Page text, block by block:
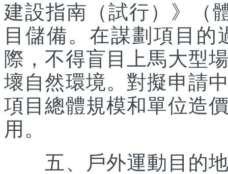
建設指南（試行）》（
目儲備。在謀劃項目
際，不得盲目上馬大型
壞自然環境。對擬申請
項目總體規模和單位造
用。
五、戶外運動目的地